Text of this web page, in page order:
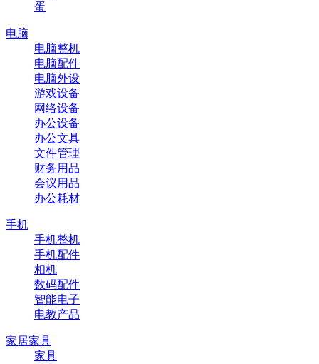
蛋
电脑
电脑整机
电脑配件
电脑外设
游戏设备
网络设备
办公设备
办公文具
文件管理
财务用品
会议用品
办公耗材
手机
手机整机
手机配件
相机
数码配件
智能电子
电教产品
家居家具
家具